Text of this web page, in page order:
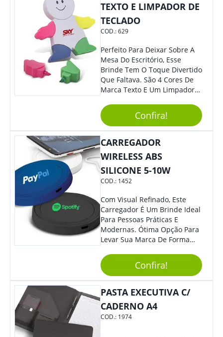
TEXTO E LIMPADOR DE
TECLADO
COD.:629
Perfeito Para Deixar Sobre A
Mesa Do Escritório, Esse
Brinde Tem O Toque Divertido
Que Faltava. São 4 Cores De
Marca Texto E Um Limpador
Boneco. Demais, Não É?
Personalize Com Sua Marca.
Super Criativo, Seus Clientes E
Colaboradores Irão Adorar.
Confira!
CARREGADOR
WIRELESS ABS
SILICONE 5-10W
COD.: 1452
Com Visual Refinado, Este
Carregador É Um Brinde Ideal
Para Pessoas Práticas E
Modernas. Ótima Opção Para
Levar Sua Marca De Forma
Sua Empresa Em Eventos,
Reuniões Corporativas Ou Até
Mesmo Para Presentear
Colaboradores E Parceiros De
Confira!
PASTA EXECUTIVA C/
CADERNO A4
COD.: 1974